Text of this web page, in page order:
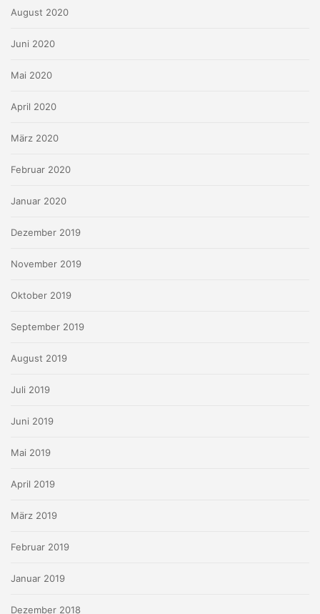
August 2020
Juni 2020
Mai 2020
April 2020
März 2020
Februar 2020
Januar 2020
Dezember 2019
November 2019
Oktober 2019
September 2019
August 2019
Juli 2019
Juni 2019
Mai 2019
April 2019
März 2019
Februar 2019
Januar 2019
Dezember 2018